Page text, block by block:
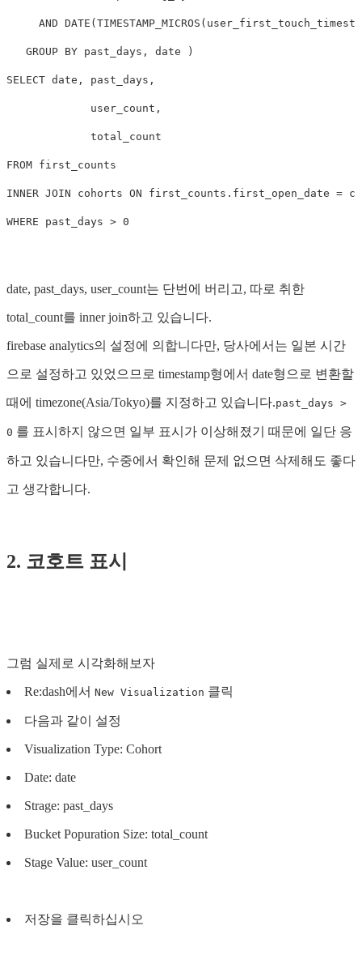
AND
   GROUP BY past_days, date )
SELECT date, past_days,
             user_count,
             total_count
FROM first_counts
INNER JOIN cohorts ON first_counts.first_open_date =
date, past_days, user_count는 단번에 버리고, 따로 취한
total_count를 inner join하고 있습니다.
firebase analytics의 설정에 의합니다만, 당사에서는 일본 시간
으로 설정하고 있었으므로 timestamp형에서 date형으로 변환할
때에 timezone(Asia/Tokyo)를 지정하고 있습니다.past_days >
0 를 표시하지 않으면 일부 표시가 이상해졌기 때문에 일단 응
하고 있습니다만, 수중에서 확인해 문제 없으면 삭제해도 좋다
고 생각합니다.
2. 코호트 표시
그럼 실제로 시각화해보자
Re:dash에서 New Visualization 클릭
다음과 같이 설정
Visualization Type: Cohort
Date: date
Strage: past_days
Bucket Popuration Size: total_count
Stage Value: user_count
저장을 클릭하십시오